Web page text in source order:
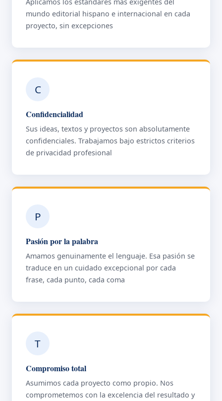
mundo editorial hispano e internacional en cada
proyecto, sin excepciones
C
Confidencialidad
Sus ideas, textos y proyectos son absolutamente
confidenciales. Trabajamos bajo estrictos criterios
de privacidad profesional
P
Pasión por la palabra
Amamos genuinamente el lenguaje. Esa pasión se
traduce en un cuidado excepcional por cada
frase, cada punto, cada coma
T
Compromiso total
Asumimos cada proyecto como propio. Nos
comprometemos con la excelencia del resultado y